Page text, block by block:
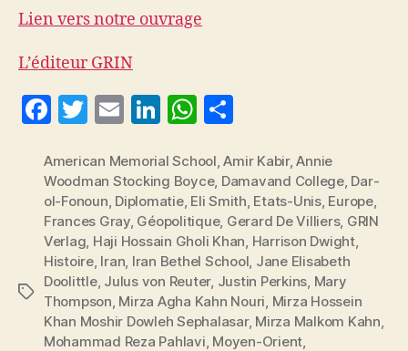
Lien vers notre ouvrage
L’éditeur GRIN
F
c
e
b
o
o
k
T
itt
er
E
ai
l
Li
k
e
dI
n
W
at
s
A
p
p
rt
a
g
er
Étiquettes
American Memorial School,Amir Kabir,Annie
Woodman Stocking Boyce, Damavand College, Dar-
ol-Fonoun, Diplomatie, Eli Smith, Etats-Unis, Europe,
Frances Gray, Géopolitique, Gerard De Villiers, GRIN
Verlag, Haji Hossain Gholi Khan, Harrison Dwight,
Histoire, Iran, Iran Bethel School, Jane Elisabeth
Doolittle, Julus von Reuter, Justin Perkins, Mary
Thompson, Mirza Agha Kahn Nouri, Mirza Hossein
Khan Moshir Dowleh Sephalasar, Mirza Malkom Kahn,
Mohammad Reza Pahlavi, Moyen-Orient,